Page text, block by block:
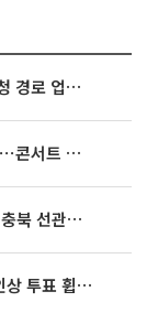
태풍 '돌핀' 오키나와 접근…일본기상청 경로 업데이트
빅뱅, 20주년 기념 '새 뱅봉' 선보인다⋯콘서트 앞두고 팝업 개최
가 압수수색
‘나솔사계’ 국화, 결별 후 재등장⋯첫인상 투표 휩쓸고 ‘인기녀’ 등극